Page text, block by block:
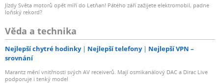
Jízdy Světa motorů opět míří do Letňan! Pátého září zažijete elektromobil, padne
loňský rekord?
Věda a technika
Nejlepší chytré hodinky Nejlepší telefony
Nejlepší VPN –
srovnání
Marantz mění vnitřnosti svých AV receiverů. Mají osmikanálový DAC a Dirac Live
podporuje i tenký model